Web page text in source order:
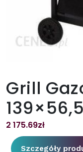
Grill
2 175.69zł
Szczegóły